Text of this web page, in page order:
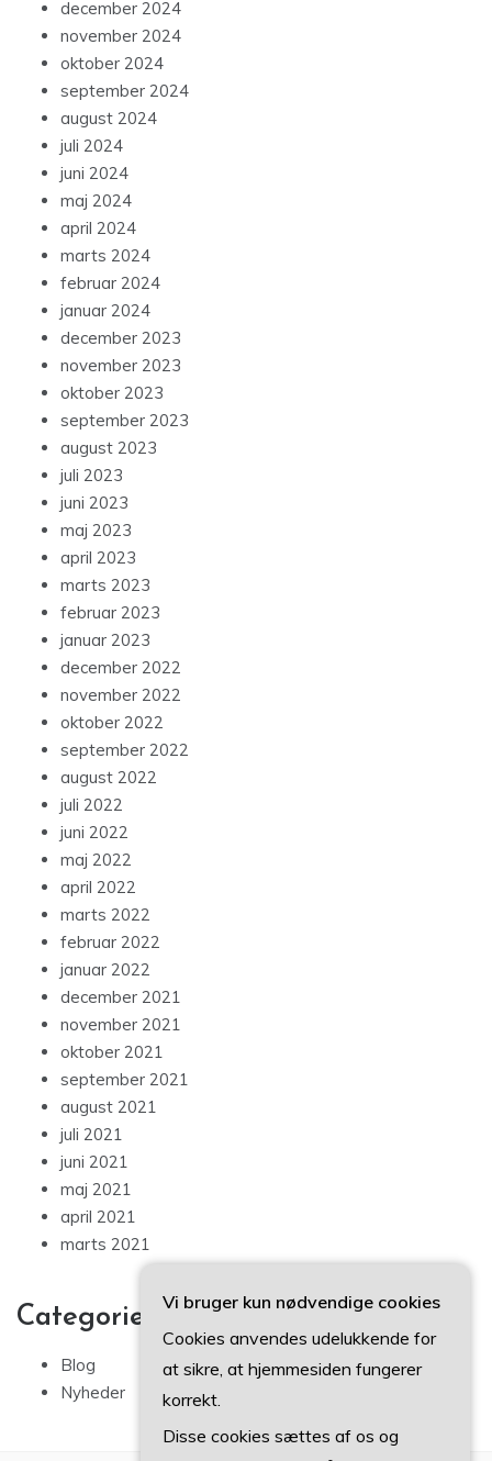
december 2024
november 2024
oktober 2024
september 2024
august 2024
juli 2024
juni 2024
maj 2024
april 2024
marts 2024
februar 2024
januar 2024
december 2023
november 2023
oktober 2023
september 2023
august 2023
juli 2023
juni 2023
maj 2023
april 2023
marts 2023
februar 2023
januar 2023
december 2022
november 2022
oktober 2022
september 2022
august 2022
juli 2022
juni 2022
maj 2022
april 2022
marts 2022
februar 2022
januar 2022
december 2021
november 2021
oktober 2021
september 2021
august 2021
juli 2021
juni 2021
maj 2021
april 2021
marts 2021
Categories
Blog
Nyheder
Vi bruger kun nødvendige cookies
Cookies anvendes udelukkende for
at sikre, at hjemmesiden fungerer
korrekt.
Disse cookies sættes af os og